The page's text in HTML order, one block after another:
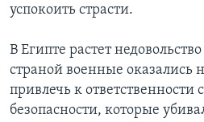
успокоить страсти.
В Египте растет
страной военные оказались
привлечь к ответственности
безопасности, которые